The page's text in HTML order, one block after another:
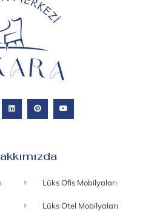
Lüks Ofis Mobilyaları
Lüks Otel Mobilyaları